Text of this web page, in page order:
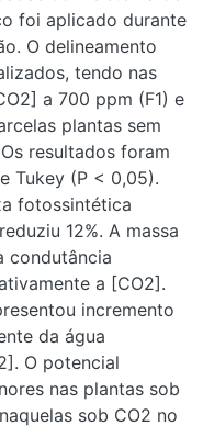
(F2), e nas
hídrico (S2).
e ao teste de
e F1S2, a taxa
reduziu 12%.
e a condutância
a [CO2]. Por
incremento de 20%
aumentou em 90%
apresentou valores
(F2S2 e F1S2) e
Apesar do
a produtividade